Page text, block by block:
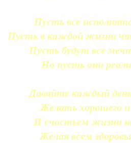
Пусть все
Пусть в каждой жизни
Пусть будут все
Но пусть они
Давайте каждый
Желать хорошего и
И счастьем жизни
Желая всем